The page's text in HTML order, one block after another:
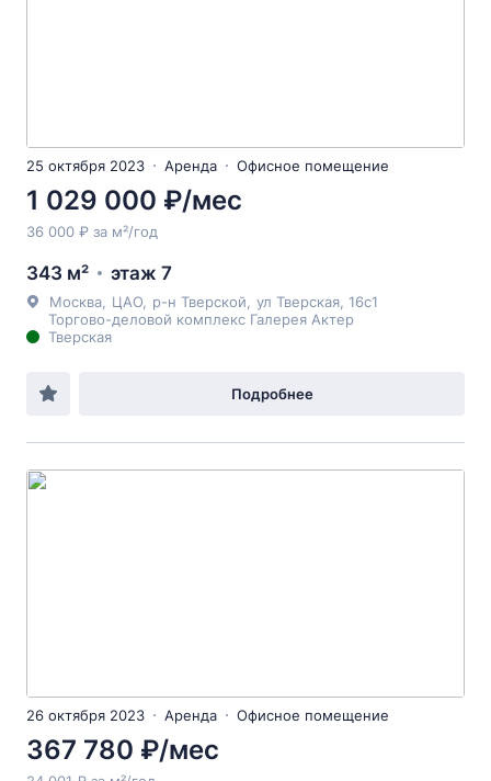
25 октября 2023 Аренда Офисное помещение
1 029 000 ₽/мес
36 000 ₽ за м²/год
343 м² этаж 7
Москва ЦАО р-н Тверской ул Тверская , 16с1
Торгово-деловой комплекс Галерея Актер
Тверская
Подробнее
26 октября 2023 Аренда Офисное помещение
367 780 ₽/мес